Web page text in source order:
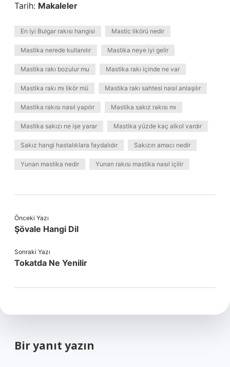
Tarih: Makaleler
En iyi Bulgar rakısı hangisi Mastic likörü nedir
Mastika nerede kullanılır Mastika neye iyi gelir
Mastika rakı bozulur mu Mastika rakı içinde ne var
Mastika rakı mı likör mü Mastika rakı sahtesi nasıl anlaşılır
Mastika rakısı nasıl yapılır Mastika sakız rakısı mı
Mastika sakızı ne işe yarar Mastika yüzde kaç alkol vardır
Sakız hangi hastalıklara faydalıdır Sakızın amacı nedir
Yunan mastika nedir Yunan rakısı mastika nasıl içilir
Önceki Yazı
Şövale Hangi Dil
Sonraki Yazı
Tokatda Ne Yenilir
Bir yanıt yazın